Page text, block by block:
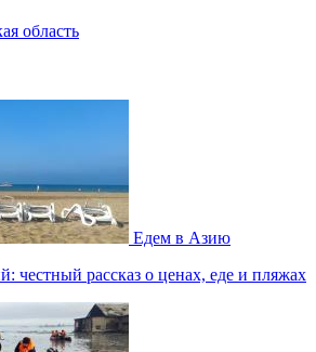
область
Едем в Азию
честный рассказ о ценах, еде и пляжах